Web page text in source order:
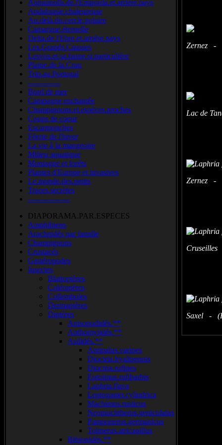
Aiguamolls.de.l'Emporda.et.arrière.pays
Andalousie.chaleureuse
Au.delà.du.cercle.polaire
Camargue.éternelle
Delta.de.l'Ebre.et.arrière.pays
Les.Grands.Causses
Lesvos.et.sa.faune.si.particulière
Plaine.de.la.Crau
Trip.au.Portugal
-------------
Bord de mer
Campagne enchantée
Champignons.et.espèces.proches
Coups de coeur
Escarmouches
Féerie de l'hiver
La vie à la mangeoire
Milieu aquatique
Montagne et forêts
Plantes d'Europe et invasives
Le.monde.des.petits
Traces.secrètes
-----------------
DIAPORAMA.PAR.ESPECES
Amphibiens
Arachnidés par famille
Champignons
Crustacés
Gastéropodes
Insectes
Blattoptères
Coléoptères
Collemboles
Dermaptères
Diptères
Anisopodidés.**
Anthomyiidés.**
Asilidés.**
Antipalus.varipes
Dioctria.hyalipennis
Dioctria.rufipes
Eutolmus.rufibarbis
Laphria.flava
Leptogaster.cylindrica
Machimus.rusticus
Neomochtherus.geniculatus
Pamponerus.germanicus
Tolmerus.atricapillus
Bibionidés.**
Zernez -
Lac de
Zernez -
Saxel -